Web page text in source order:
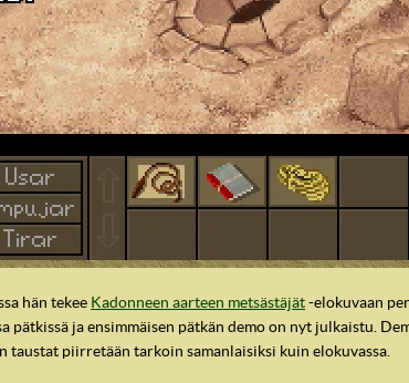
hän tekee Kadonneen aarteen metsästäjät-elokuvaan
ja ensimmäisen pätkän demo on nyt julkaistu.
piirretään tarkoin samanlaisiksi kuin elokuvassa.